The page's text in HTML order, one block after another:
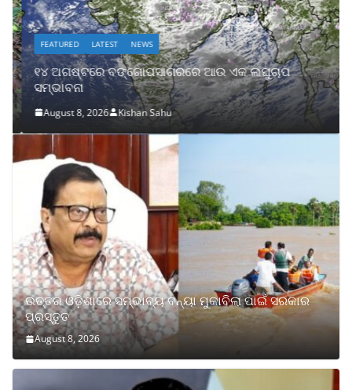
FEATURED LATEST NEWS
୧୪ ଅଗଷ୍ଟରେ ବଙ୍ଗୋପସାଗରରେ ଆଉ ଏକ ଲଘୁଚାପ
ସମ୍ଭାବନା
August 8, 2026 Kishan Sahu
ଉତ୍ତର ଓଡ଼ିଶାରେ ସମ୍ଭାବ୍ୟ ବନ୍ୟା ମୁକାବିଲା ପାଇଁ ସରକାର
ପ୍ରସ୍ତୁତ
August 8, 2026